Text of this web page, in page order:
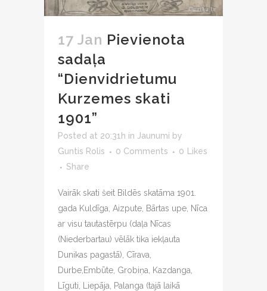
17 Jan Pievienota
sadaļa
“Dienvidrietumu
Kurzemes skati
1901”
Posted at 20:31h in Jaunumi by
Guntis Rolis
0 Comments 0
Likes
Share
Vairāk skati šeit Bildēs skatāma 1901.
gada Kuldīga, Aizpute, Bārtas upe, Nīca
ar visu tautastērpu (daļa Nīcas
(Niederbartau) vēlāk tika iekļauta
Dunikas pagastā), Cīrava,
Durbe,Embūte, Grobiņa, Kazdanga,
Līguti, Liepāja, Palanga (tajā laikā